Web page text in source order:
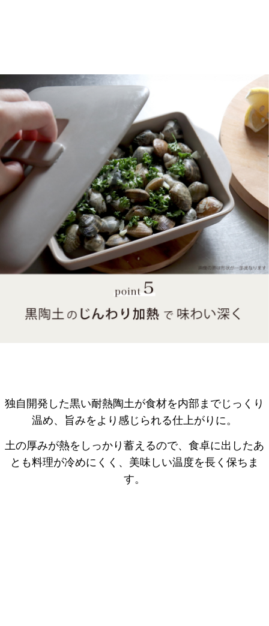
独自開発した黒い耐熱陶土が食材を内部までじっくり
温め、 旨みをより感じられる仕上がりに。
土の厚みが熱をしっかり蓄えるので、食卓に出したあ
とも料理が冷めにくく 、美味しい温度を長く保ちま
す。